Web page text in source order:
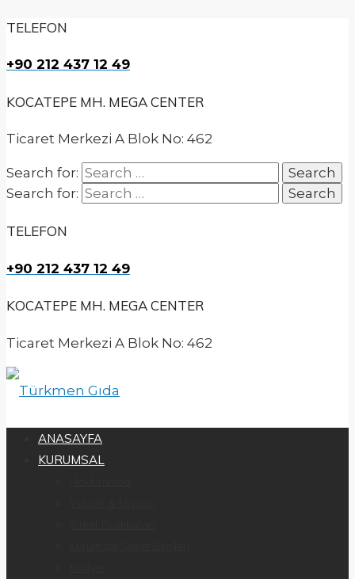
TELEFON
+90 212 437 12 49
KOCATEPE MH. MEGA CENTER
Ticaret Merkezi A Blok No: 462
Search for:
Search for:
TELEFON
+90 212 437 12 49
KOCATEPE MH. MEGA CENTER
Ticaret Merkezi A Blok No: 462
ANASAYFA
KURUMSAL